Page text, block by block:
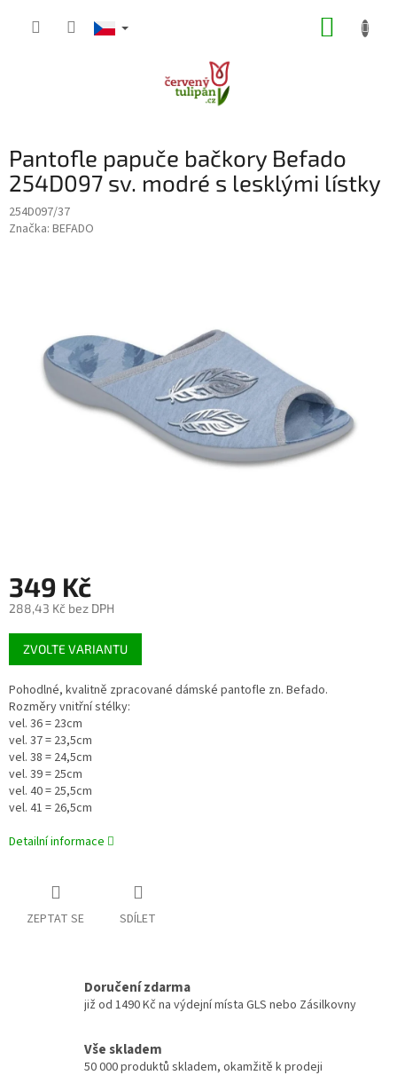
Pantofle papuče bačkory Befado
254D097 sv. modré s lesklými lístky
254D097/37
Značka: BEFADO
349 Kč
288,43 Kč bez DPH
Měrná
cena:
ZVOLTE VARIANTU
Pohodlné, kvalitně zpracované dámské pantofle zn. Befado.
Rozměry vnitřní stélky:
vel. 36 = 23cm
vel. 37 = 23,5cm
vel. 38 = 24,5cm
vel. 39 = 25cm
vel. 40 = 25,5cm
vel. 41 = 26,5cm
Detailní informace
ZEPTAT SE SDÍLET
Doručení zdarma
již od 1490 Kč na výdejní místa GLS nebo Zásilkovny
Vše skladem
50 000 produktů skladem, okamžitě k prodeji